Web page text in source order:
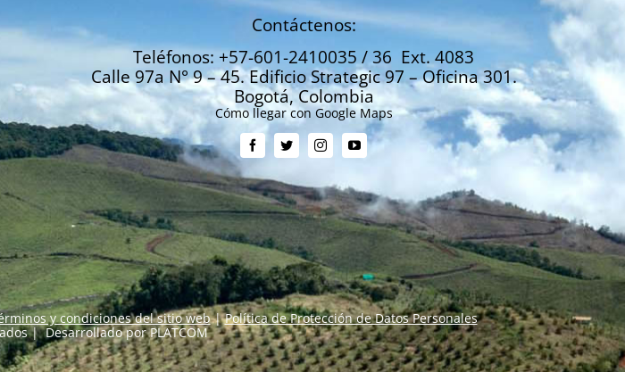
Contáctenos:
Teléfonos: +57-601-2410035 / 36 Ext. 4083
Calle 97a N° 9 – 45. Edificio Strategic 97 – Oficina 301.
Bogotá, Colombia
Cómo llegar con Google Maps
y condiciones del sitio web|Política de Protección de Datos Personales
| Desarrollado porPLATCOM